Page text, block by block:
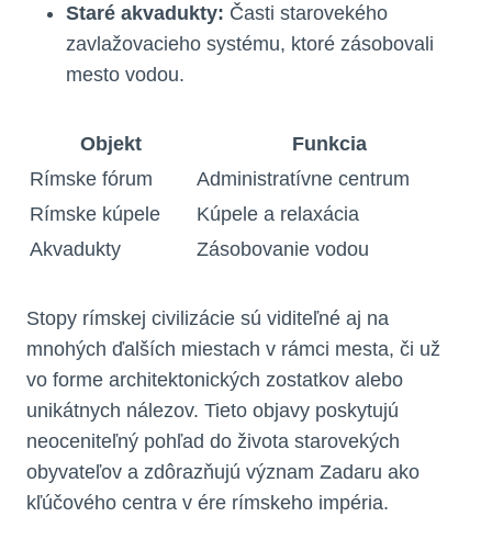
Staré akvadukty: Časti starovekého
zavlažovacieho systému, ktoré zásobovali
mesto vodou.
Objekt
Funkcia
Rímske fórum
Administratívne centrum
Rímske kúpele
Kúpele a relaxácia
Akvadukty
Zásobovanie vodou
Stopy rímskej civilizácie sú viditeľné aj na
mnohých ďalších miestach v rámci mesta, či už
vo forme architektonických zostatkov alebo
unikátnych nálezov. Tieto objavy poskytujú
neoceniteľný pohľad do života starovekých
obyvateľov a zdôrazňujú význam Zadaru ako
kľúčového centra v ére rímskeho impéria.